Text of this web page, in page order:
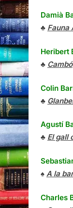
Damià
♣ Fauna
Heribert
♣ Cambó
Colin
♣
Agustí
♣ El gall
♠ A la
Charles